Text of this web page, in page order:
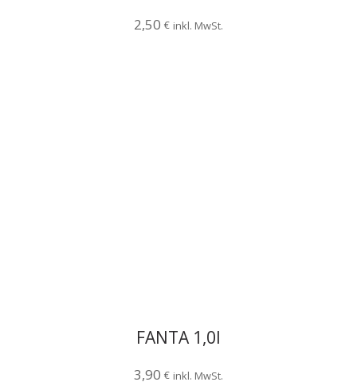
2,50 € inkl. MwSt.
FANTA 1,0l
3,90 € inkl. MwSt.